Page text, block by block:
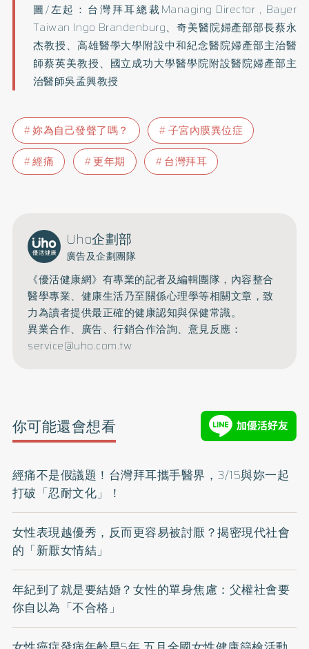
圖/左起：台灣拜耳總裁Managing Director , Bayer
Taiwan Ingo Brandenburg、奇美醫院婦產部部長蔡永
杰教授、高雄醫學大學附設中和紀念醫院婦產部主治醫
師蔡英美教授、國立成功大學醫學院附設醫院婦產部主
治醫師吳孟興教授
妳為自己發聲了嗎？
子宮內膜異位症
經痛
更年期 台灣拜耳
Uho企劃部
廣告及企劃團隊
《優活健康網》有專業的記者及編輯團隊，內容整合
醫學專業、健康生活乃至關係心理學等相關文章，致
力為讀者提供最正確的健康認知與保健常識。
異業合作、廣告、行銷合作洽詢、意見反應：
service@uho.com.tw
你可能還會想看
經痛不是假議題！台灣拜耳攜手醫界，3/15與妳一起
打破「忍耐文化」！
女性表現越優秀，反而更容易被討厭？揭密現代社會
的「新厭女情結」
年紀到了就是要結婚？女性的單身焦慮：父權社會要
你自以為「不合格」